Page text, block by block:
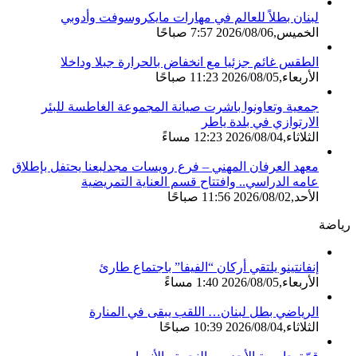
لبنان بطلاً للعالم في مهارات مايكروسوفت وأدوبي
الخميس,2026/08/06 7:57 صباحًا
الطقس غائم جزئيا مع انخفاض بالحرارة جبلا وداخلا
الأربعاء,2026/08/05 11:23 صباحًا
جمعية وتعاونوا باشرت صيانة المجموعة الغاطسة للبئر
الارتوازي في بلدة ياطر
الثلاثاء,2026/08/04 12:23 مساءً
معهد العرفان المهني – فرع رويسات مجدلبعنا يحتفل بإطلاق
عامه الدراسي.. وافتتاح قسم العناية التمريضية
الأحد,2026/08/02 11:56 صباحًا
رياضة
إنفانتينو يلتقي أركان “الفيفا” باجتماع طارئ
الأربعاء,2026/08/05 1:40 مساءً
الرياضي بطل لبنان… اللقب يبقى في المنارة
الثلاثاء,2026/08/04 10:39 صباحًا